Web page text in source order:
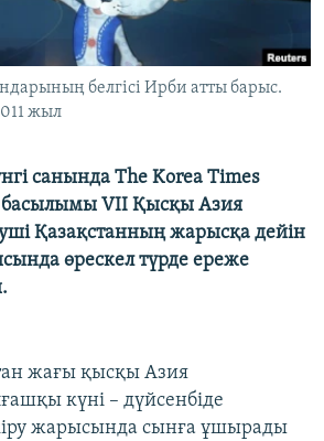
белгісі Ирби атты барыс.
жыл
санында The Korea Times
VІІ Қысқы Азия
Қазақстанның жарысқа дейін
өрескел түрде ереже
жағы қысқы Азия
күні – дүйсенбіде
жарысында сынға ұшырады